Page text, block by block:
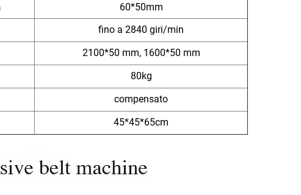
60*50mm
fino a 2840 giri/min
2100*50 mm, 1600*50 mm
80kg
compensato
45*45*65cm